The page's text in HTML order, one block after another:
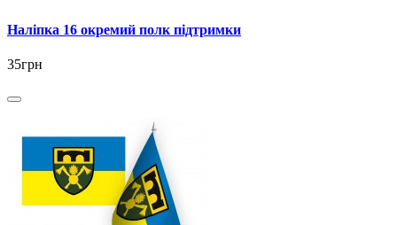
Наліпка 16 окремий полк підтримки
35грн